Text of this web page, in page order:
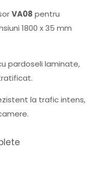
VA08 pentru
1800 x 35 mm
pardoseli laminate,
la trafic intens,